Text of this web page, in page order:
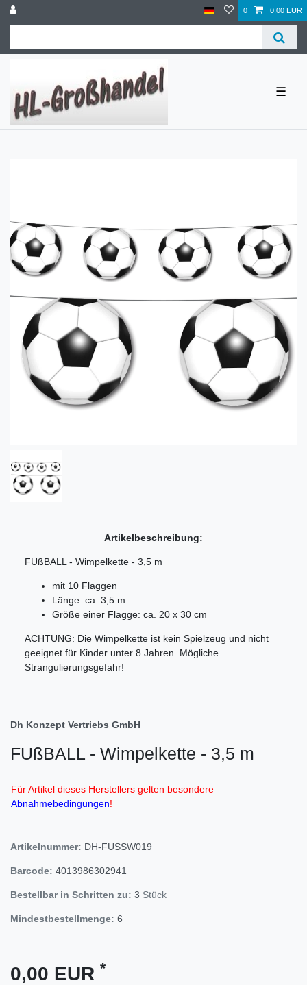
0 0,00 EUR
☰
Artikelbeschreibung:
FUßBALL - Wimpelkette - 3,5 m
mit 10 Flaggen
Länge: ca. 3,5 m
Größe einer Flagge: ca. 20 x 30 cm
ACHTUNG: Die Wimpelkette ist kein Spielzeug und nicht
geeignet für Kinder unter 8 Jahren. Mögliche
Strangulierungsgefahr!
Dh Konzept Vertriebs GmbH
FUßBALL - Wimpelkette - 3,5 m
Für Artikel dieses Herstellers gelten besondere
Abnahmebedingungen!
Artikelnummer: DH-FUSSW019
Barcode: 4013986302941
Bestellbar in Schritten zu: 3 Stück
Mindestbestellmenge: 6
0,00 EUR *